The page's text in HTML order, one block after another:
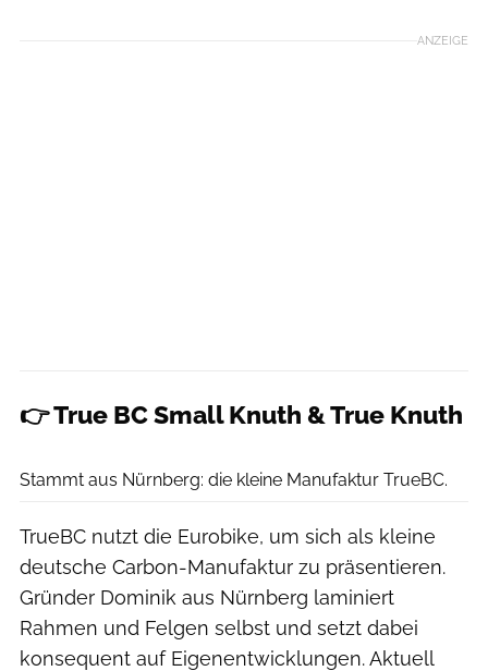
ANZEIGE
👉 True BC Small Knuth & True Knuth
Stammt aus Nürnberg: die kleine Manufaktur TrueBC.
TrueBC nutzt die Eurobike, um sich als kleine
deutsche Carbon-Manufaktur zu präsentieren.
Gründer Dominik aus Nürnberg laminiert
Rahmen und Felgen selbst und setzt dabei
konsequent auf Eigenentwicklungen. Aktuell